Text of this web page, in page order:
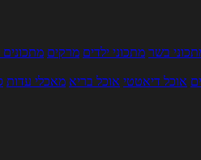
בשר מתכוני ילדים מרקים מתכונים
אוכל דיאטטי אוכל בריא מאכלי עדות